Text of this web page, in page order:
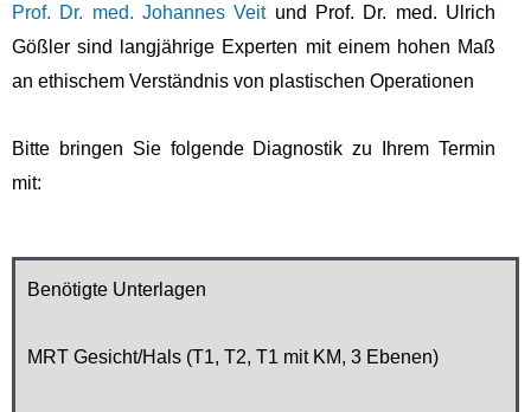
Prof. Dr. med. Johannes Veitund Prof. Dr. med. Ulrich
Gößler sind langjährige Experten mit einem hohen Maß
an ethischem Verständnis von plastischen Operationen
Bitte bringen Sie folgende Diagnostik zu Ihrem Termin
mit:
Benötigte Unterlagen
MRT Gesicht/Hals (T1, T2, T1 mit KM, 3 Ebenen)